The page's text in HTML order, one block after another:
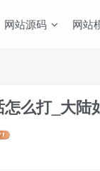
网站源码 网站
么打_大陆